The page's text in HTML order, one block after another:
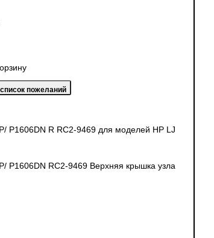
P1606DN R RC2-9469 для моделей HP LJ
P1606DN RC2-9469 Верхняя крышка узла